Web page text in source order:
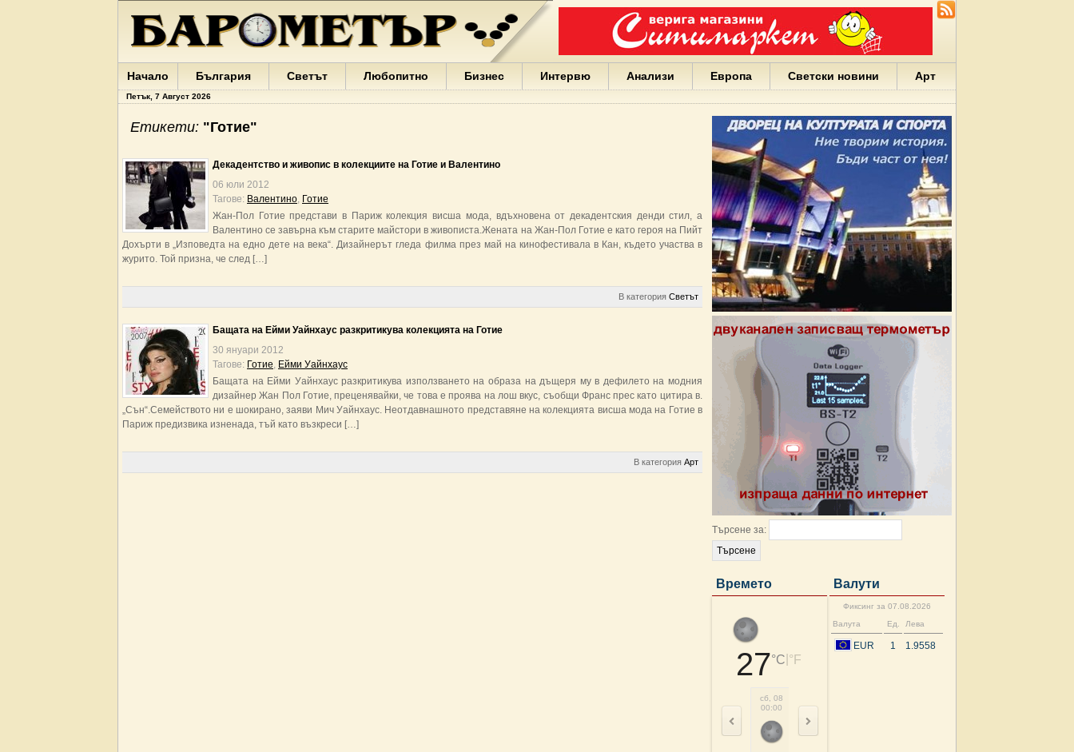
Варна
България
Портних
Facebook
ЕС
Борисов
Европа
Български
София
Гърция
бизнес
Бербатов
ГЕРБ
Начало България Светът Любопитно Бизнес Интервю Анализи Европа Светски новини Арт
Петък, 7 Август 2026
Търсене за:
Времето
27°C °F
сб, 08
00:00
03:00
Валути
Фиксинг за 07.08.2026
Валута
Ед. Лева
EUR 1 1.9558
Етикети: "Готие"
Декадентство и живопис в колекциите на Готие и Валентино
06 юли 2012
Тагове: Валентино, Готие
Жан-Пол Готие представи в Париж колекция висша мода, вдъхновена от декадентския денди стил, а
Валентино се завърна към старите майстори в живописта.Жената на Жан-Пол Готие е като героя на Пийт
Дохърти в „Изповедта на едно дете на века“. Дизайнерът гледа филма през май на кинофестивала в Кан, където участва в
журито. Той призна, че след […]
В категория Светът
Бащата на Ейми Уайнхаус разкритикува колекцията на Готие
30 януари 2012
Тагове: Готие, Ейми Уайнхаус
Бащата на Ейми Уайнхаус разкритикува използването на образа на дъщеря му в дефилето на модния
дизайнер Жан Пол Готие, преценявайки, че това е проява на лош вкус, съобщи Франс прес като цитира в.
„Сън“.Семейството ни е шокирано, заяви Мич Уайнхаус. Неотдавнашното представяне на колекцията висша мода на Готие в
Париж предизвика изненада, тъй като възкреси […]
В категория Арт